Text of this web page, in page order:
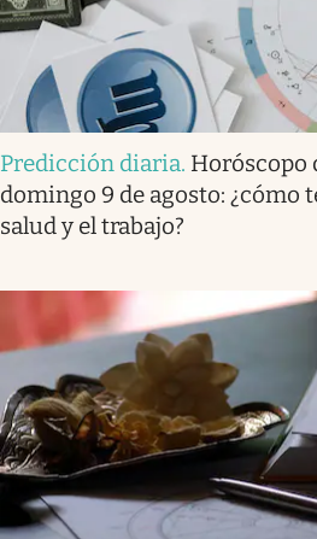
Predicción diaria. Horóscopo
domingo 9 de agosto: ¿cómo
salud y el trabajo?